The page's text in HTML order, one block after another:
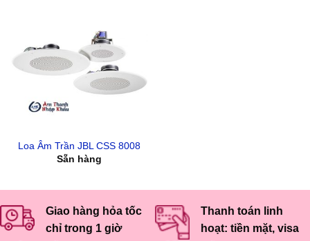
Loa Âm Trần JBL CSS 8008
Sẵn hàng
Giao hàng hỏa tốc
chỉ trong 1 giờ
Thanh toán linh
hoạt: tiền mặt, visa